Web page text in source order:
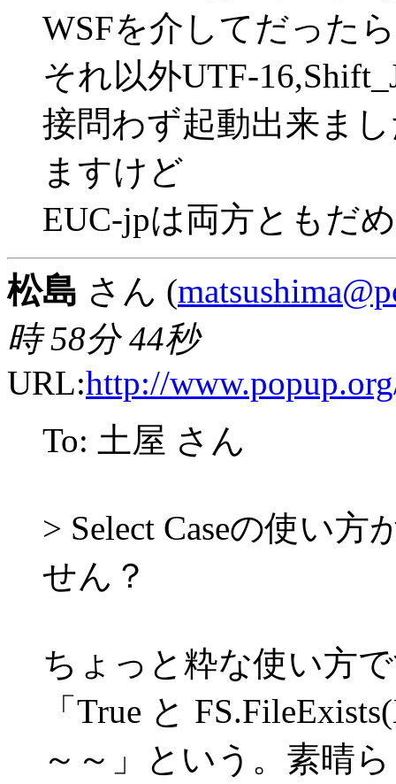
WSFを介してだった
それ以外UTF-
接問わず起動出来ま
ますけど
EUC-jpは両方ともだ
松島 さん (
時 58分 44秒
URL:http://
To: 土屋 さん
> Select Caseの使い
せん？
ちょっと粋な使い方
「True と
～～」という。素晴